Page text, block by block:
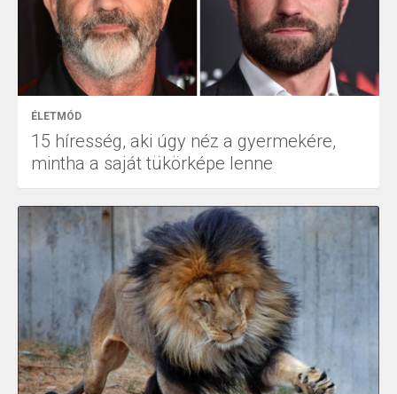
ÉLETMÓD
15 híresség, aki úgy néz a gyermekére,
mintha a saját tükörképe lenne